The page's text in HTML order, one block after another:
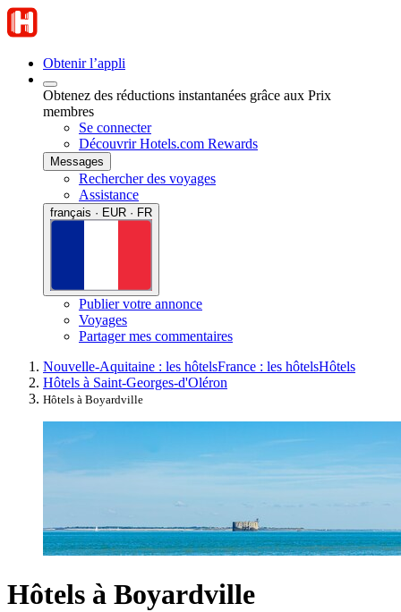
Obtenir l’appli
Obtenez des réductions instantanées grâce aux Prix
membres
Se connecter
Découvrir Hotels.com Rewards
Messages
Rechercher des voyages
Assistance
français · EUR · FR
Publier votre annonce
Voyages
Partager mes commentaires
Nouvelle-Aquitaine : les hôtelsFrance : les hôtelsHôtels
Hôtels à Saint-Georges-d'Oléron
Hôtels à Boyardville
Hôtels à Boyardville